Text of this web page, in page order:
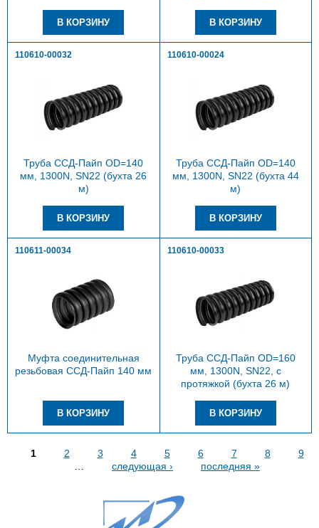
110610-00032
Труба ССД-Пайп OD=140
мм, 1300N, SN22 (бухта 26
м)
110610-00024
Труба ССД-Пайп OD=140
мм, 1300N, SN22 (бухта 44
м)
110611-00034
Муфта соединительная
резьбовая ССД-Пайп 140 мм
110610-00033
Труба ССД-Пайп OD=160
мм, 1300N, SN22, с
протяжкой (бухта 26 м)
Страницы
1 2 3 4 5 6 7 8
9
…
следующая › последняя »